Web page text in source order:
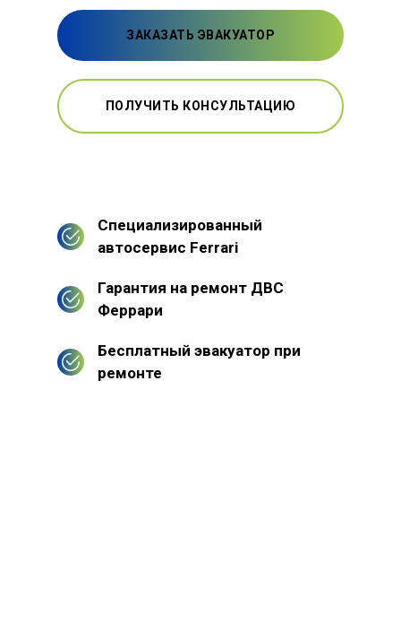
ЗАКАЗАТЬ ЭВАКУАТОР
ПОЛУЧИТЬ КОНСУЛЬТАЦИЮ
Специализированный
автосервис Ferrari
Гарантия на ремонт ДВС
Феррари
Бесплатный эвакуатор при
ремонте